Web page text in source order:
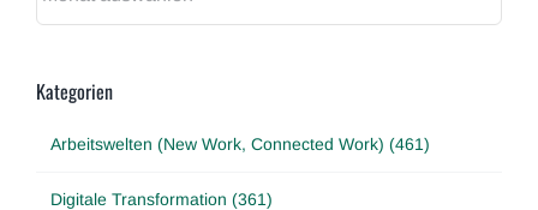
Kategorien
Arbeitswelten (New Work, Connected Work) (461)
Digitale Transformation (361)